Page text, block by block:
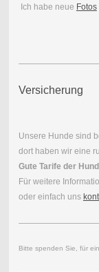
Ich habe neue Fotos
Versicherung
Unsere Hunde sind
dort haben wir eine
Gute Tarife der
Für weitere
oder einfach uns
Bitte spenden Sie, für